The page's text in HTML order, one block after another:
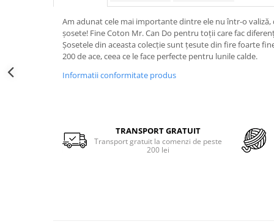
Merino Warm
Cutie Cadou Merino
Sosete sport
Sosete termice
Am adunat cele mai importante dintre ele nu într-o
șosete! Fine Coton Mr. Can Do pentru toții care fac
Șosetele din aceasta colecție sunt țesute din fire foarte
200 de ace, ceea ce le face perfecte pentru lunile calde.
Informatii conformitate produs
TRANSPORT GRATUIT
Transport gratuit la comenzi de peste
200 lei